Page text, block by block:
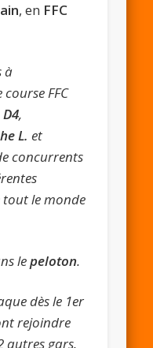
, en FFC
à
FFC
D4,
L. et
concurrents
tout le monde
lepeloton.
dès le 1er
rejoindre
autres gars.